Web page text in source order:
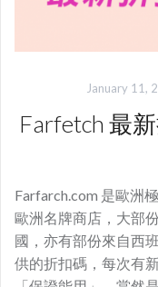
January 11,
Farfetch 最
Farfarch.com 是歐洲
歐洲名牌商店，大部
國，亦有部份來自西
供的折扣碼，每次有